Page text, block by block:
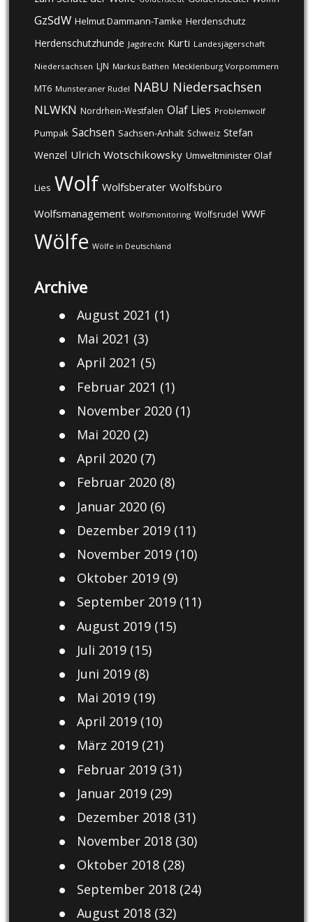
GzSdW Helmut Dammann-Tamke Herdenschutz
Herdenschutzhunde Jagdrecht Kurti Landesjägerschaft
Niedersachsen LJN Markus Bathen Mecklenburg Vorpommern
MT6 Munsteraner Rudel NABU Niedersachsen
NLWKN Nordrhein-Westfalen Olaf Lies Problemwolf
Pumpak Sachsen Sachsen-Anhalt Schweiz Stefan
Wenzel Ulrich Wotschikowsky Umweltminister Olaf
Lies Wolf Wolfsberater Wolfsbüro
Wolfsmanagement Wolfsmonitoring Wolfsrudel WWF
Wölfe Wölfe in Deutschland
Archive
August 2021 (1)
Mai 2021 (3)
April 2021 (5)
Februar 2021 (1)
November 2020(1)
Mai 2020(2)
April 2020(7)
Februar 2020(8)
Januar 2020(6)
Dezember 2019(11)
November 2019(10)
Oktober 2019(9)
September 2019(11)
August 2019(15)
Juli 2019(15)
Juni 2019(8)
Mai 2019(19)
April 2019(10)
März 2019(21)
Februar 2019(31)
Januar 2019(29)
Dezember 2018(31)
November 2018(30)
Oktober 2018(28)
September 2018(24)
August 2018(32)